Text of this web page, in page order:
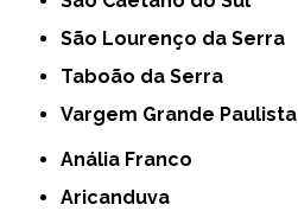
São Lourenço da Serra
Taboão da Serra
Vargem Grande Paulista
Anália Franco
Aricanduva